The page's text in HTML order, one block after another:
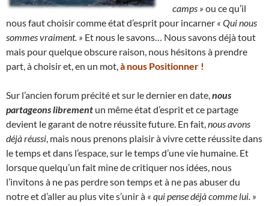
camps » ou ce qu’il
nous faut choisir comme état d’esprit pour incarner « Qui nous
sommes vraiment. » Etnous le savons… Nous savons déjà tout
mais pour quelque obscure raison, nous hésitons à prendre
part, à choisir et, en un mot, à nous Positionner !
Sur l’ancien forum précité et sur le dernier en date, nous
partageons librement un même état d’esprit et ce partage
devient le garant de notre réussite future. En fait, nous avons
déjà réussi , mais nous prenons plaisir à vivre cette réussite dans
le temps et dans l’espace, sur le temps d’une vie humaine. Et
lorsque quelqu’un fait mine de critiquer nos idées, nous
l’invitons à ne pas perdre son temps et à ne pas abuser du
notre et d’aller au plus vite s’unir à « qui pense déjà comme lui. »